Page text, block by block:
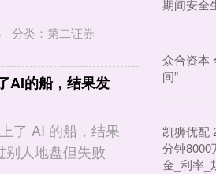
分类： 第二证券
AI的船，结果发
了 AI 的船，结果
别人地盘但失败
期间安全
众合资本
间”
凯狮优配
分钟8000
金_利率_